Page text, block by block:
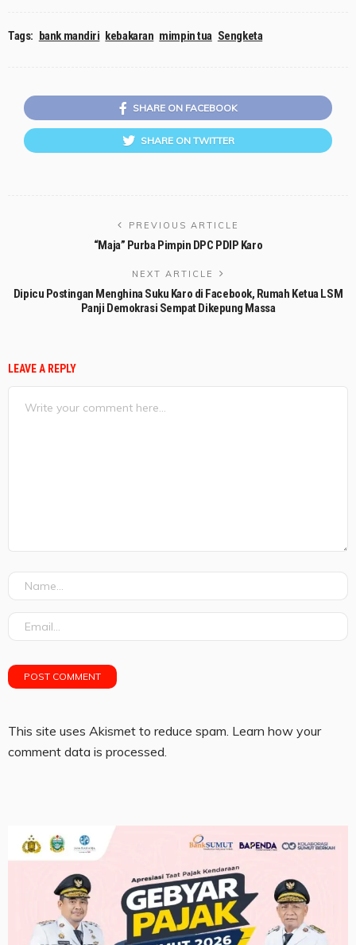
Tags: bank mandiri kebakaran mimpin tua Sengketa
SHARE ON FACEBOOK
SHARE ON TWITTER
PREVIOUS ARTICLE
“Maja” Purba Pimpin DPC PDIP Karo
NEXT ARTICLE
Dipicu Postingan Menghina Suku Karo di Facebook, Rumah Ketua LSM
Panji Demokrasi Sempat Dikepung Massa
LEAVE A REPLY
This site uses Akismet to reduce spam. Learn how your
comment data is processed.